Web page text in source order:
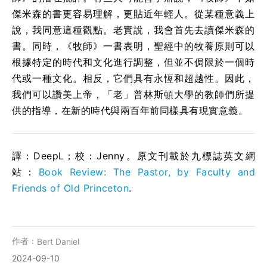
傑米森的書更容易理解，更貼近年輕人。從某種意義上
說，我同意這種觀點。老實說，我會首先去讀傑米森的
書。同時，《牧師》一書表明，聖經中的牧養原則可以
根據特定的時代和文化進行調整，但並不侷限於一個時
代或一種文化。相反，它們具有永恆和超越性。因此，
我們可以讚美上帝，「老」普林斯頓大學的教師們所提
供的指導，在新的時代與兩百年前同樣具有現實意義。
譯：DeepL；校：Jenny。原文刊載於九標誌英文網
站： Book Review: The Pastor, by Faculty and
Friends of Old Princeton.
作者： Bert Daniel
2024-09-10